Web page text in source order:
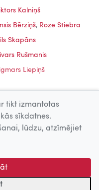
Kalniņš
Bērziņš, Roze Stiebra
Skapāns
Rušmanis
Liepiņš
Uz augšu
informācijas sistēmu
Valsts
tikt izmantotas
sīkdatnes.
lūdzu, atzīmējiet